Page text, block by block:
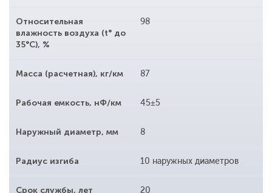
Относительная
влажность воздуха (t° до
35°С), %
98
Масса (расчетная), кг/км 87
Рабочая емкость, нФ/км 45±5
Наружный диаметр, мм 8
Радиус изгиба 10 наружных диаметров
Срок службы, лет 20